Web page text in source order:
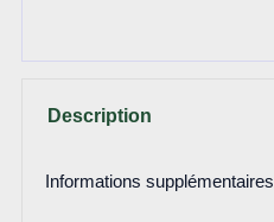
Description
Informations supplémentaires